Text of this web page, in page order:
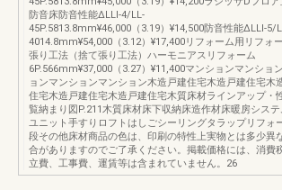
防音床防音性能ΔLLⅠ-4/LL-
45P.5813.8mm¥46,000（3.19）¥14,500防音性能ΔLLⅠ-5/
4014.8mm¥54,000（3.12）¥17,400リフォーム用リフォ
張り工法（捨て張り工法）ハーモニアスリフォーム
6P.566mm¥37,000（3.27）¥11,400マンションマンショ
ョンマンションマンション木造戸建住宅木造戸建住宅木
住宅木造戸建住宅木造戸建住宅木質床材ラインアップ・
覧納まり図P.211木質床材床下収納床造作材床暖房シス
ユニット手すりロフトはしごシーリングタラップリフォ
段その他床材商品の色は、印刷の特性上実物とは多少異
合がありますのでご了承ください。掲載価格には、消費
立費、工事費、運賃等は含まれていません。26